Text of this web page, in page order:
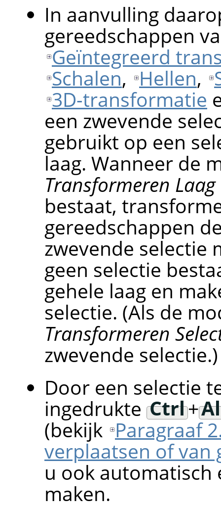
In aanvulling
gereedschappen
Geïntegreerd
Schalen, Hellen,
3D-transformatie
een zwevende
gebruikt op een
laag. Wanneer de
Transformeren Laag
bestaat,
gereedschappen
zwevende selectie
geen selectie
gehele laag en
selectie. (Als de
Transformeren
zwevende selectie.)
Door een selectie
ingedrukte Ctrl+
(bekijk Paragraaf
verplaatsen of van
u ook automatisch
maken.